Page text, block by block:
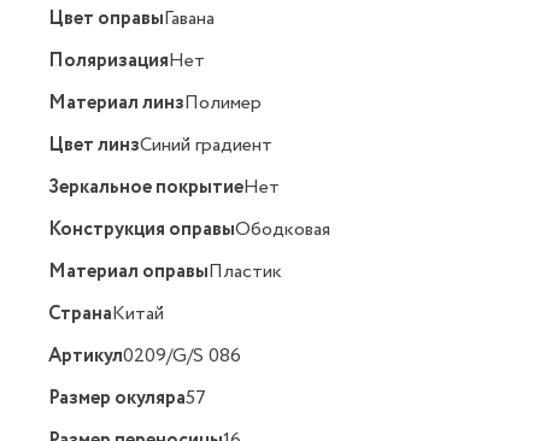
Цвет оправыГавана
ПоляризацияНет
Материал линзПолимер
Цвет линзСиний градиент
Зеркальное покрытиеНет
Конструкция оправыОбодковая
Материал оправыПластик
СтранаКитай
Артикул0209/G/S 086
Размер окуляра57